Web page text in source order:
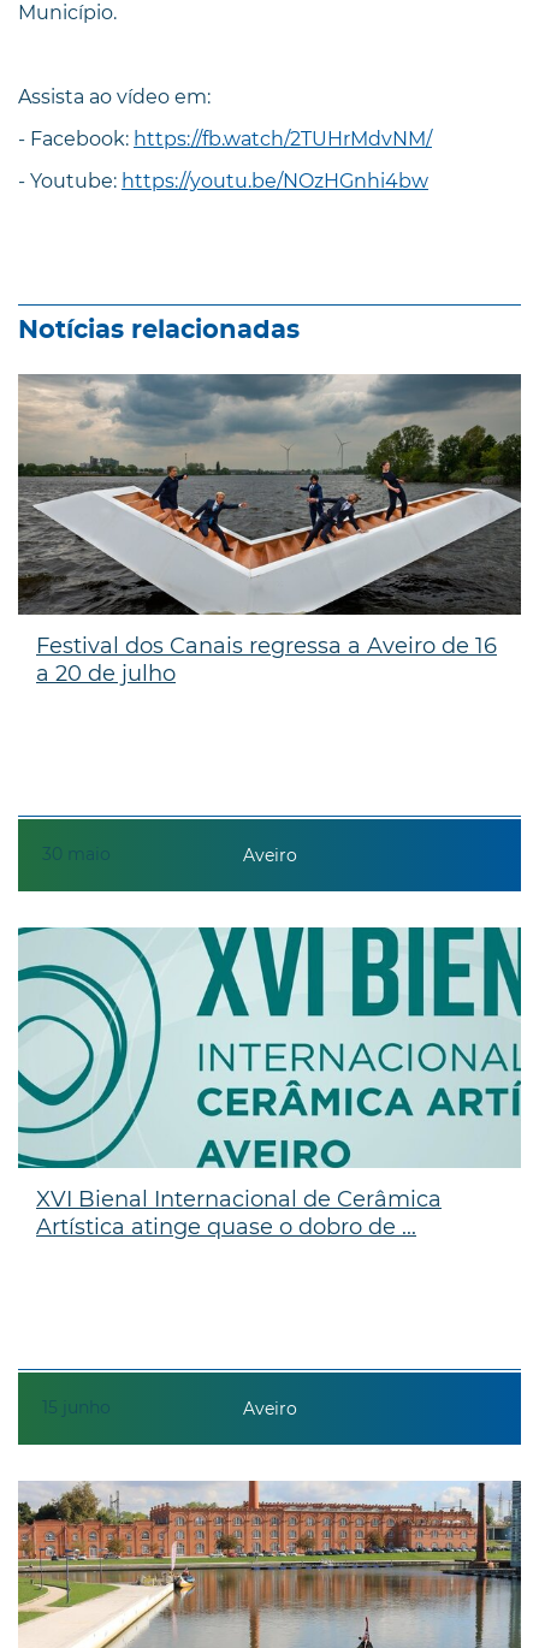
Município.
Assista ao vídeo em:
- Facebook: https://fb.watch/2TUHrMdvNM/
- Youtube: https://youtu.be/NOzHGnhi4bw
Notícias relacionadas
30 maio
Festival dos Canais regressa a Aveiro de 16
a 20 de julho
Aveiro
15 junho
XVI Bienal Internacional de Cerâmica
Artística atinge quase o dobro de ...
Aveiro